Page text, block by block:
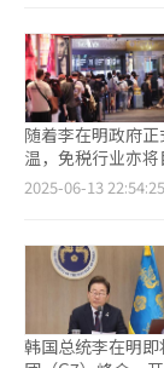
新产品，以吸引更
提升消费体验，参
传统韩服试穿、
也吸引了大量参
了在沈阳友谊宾馆
传渠道。 13日，在沈阳香格里拉酒店举行的旅游合作洽谈会上，
庆尚北道地方政府
表共同签署了战略
品联合开发、市场营销
宣传模式，在中国
关联产业协同发
品牌的国际影响
础，具有重要的
期待已跌至谷底，
动力和语言方面
引力。 开城工业园入驻企业自2016年被强制撤离后，只能通过新
闻了解园区动向。
无法得知园区内部状况。 负责发放入驻企业许
管理劳务及设施
入驻企业各项业务交
国政府确认朝方
海金刚酒店、金刚
提（ANANTI）高尔
大部分企业已完
补贴，但部分损
（Shinwon）在
合人民币1.3亿元）
随着李在明政府
温，免税行业亦
现积极改善迹象的
国游客达157万人
达到460万人次，继续
行业正同步推进
力提升整体收益
多元内容，进一步加快
2025-06-13 22:54:25
韩国总统李在明